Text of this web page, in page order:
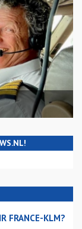
FRANCE-KLM?